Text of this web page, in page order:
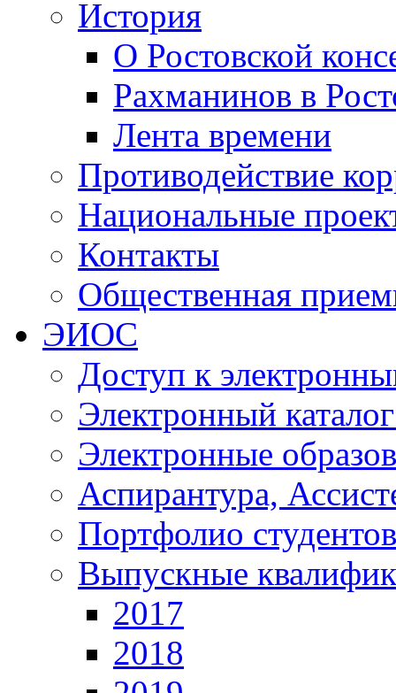
История
О Ростовской
Рахманинов в
Лента времени
Противодействие
Национальные
Контакты
Общественная
ЭИОС
Доступ к
Электронный
Электронные
Аспирантура,
Портфолио студентов
Выпускные
2017
2018